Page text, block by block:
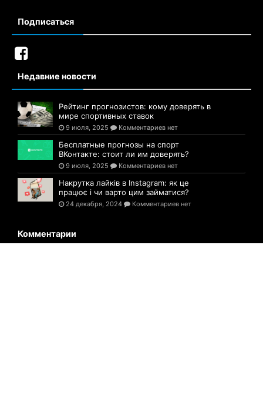
Подписаться
Недавние новости
Рейтинг прогнозистов: кому доверять в
мире спортивных ставок
9 июля, 2025 Комментариев нет
Бесплатные прогнозы на спорт
ВКонтакте: стоит ли им доверять?
9 июля, 2025 Комментариев нет
Накрутка лайків в Instagram: як це
працює і чи варто цим займатися?
24 декабря, 2024 Комментариев нет
Комментарии